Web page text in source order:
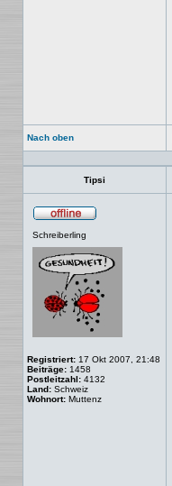
Nach oben
Tipsi
Schreiberling
Registriert: 17 Okt 2007, 21:48
Beiträge: 1458
Postleitzahl: 4132
Land: Schweiz
Wohnort: Muttenz